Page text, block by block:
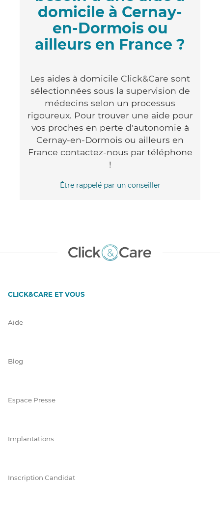
domicile à Cernay-
en-Dormois ou
ailleurs en France ?
Les aides à domicile Click&Care sont
sélectionnées sous la supervision de
médecins selon un processus
rigoureux. Pour trouver une aide pour
vos proches en perte d'autonomie à
Cernay-en-Dormois ou ailleurs en
France contactez-nous par téléphone
!
Être rappelé par un conseiller
CLICK&CARE ET VOUS
Aide
Blog
Espace Presse
Implantations
Inscription Candidat